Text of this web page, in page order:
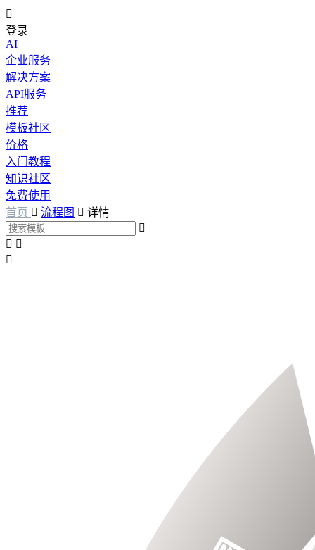

登录
AI
企业服务
解决方案
API服务
推荐
模板社区
价格
入门教程
知识社区
免费使用
首页  流程图  详情

 
